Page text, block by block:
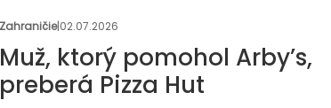
Kam smeruje Bageterie
Boulevard